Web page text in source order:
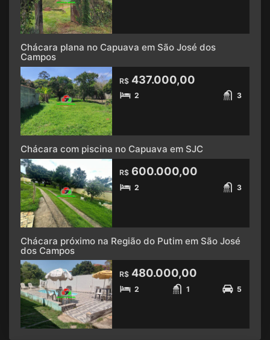
Chácara plana no Capuava em São José dos
Campos
R$ 437.000,00
2 3
Chácara com piscina no Capuava em SJC
R$ 600.000,00
2 3
Chácara próximo na Região do Putim em São José
dos Campos
R$ 480.000,00
2 1 5